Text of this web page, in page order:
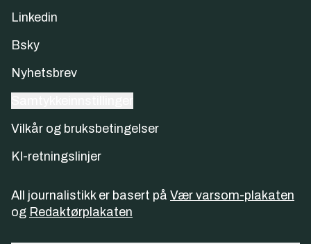
Linkedin
Bsky
Nyhetsbrev
Vilkår og bruksbetingelser
KI-retningslinjer
All journalistikk er basert på Vær varsom-plakaten
og Redaktørplakaten